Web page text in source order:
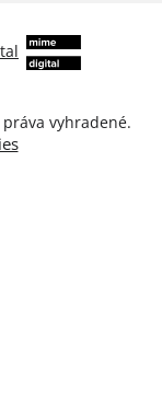
práva vyhradené.